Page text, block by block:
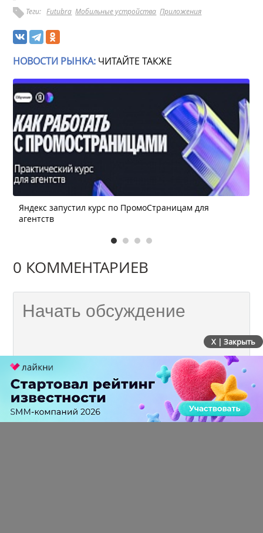
Теги: Futubra Мобильные устройства Приложения
НОВОСТИ РЫНКА: ЧИТАЙТЕ ТАКЖЕ
Яндекс запустил курс по ПромоСтраницам для
агентств
0 КОММЕНТАРИЕВ
X | Закрыть